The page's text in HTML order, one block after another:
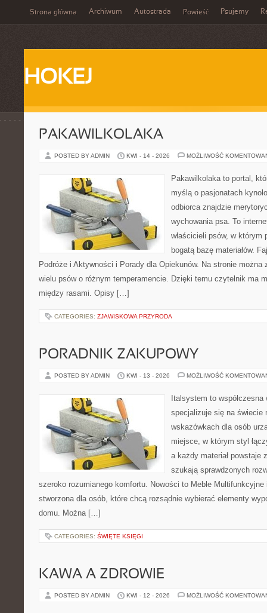
Strona główna Archiwum Autostrada Powieść Psujemy
HOKEJ
PAKAWILKOLAKA
POSTED BY ADMIN KWI - 14 - 2026 MOŻLIWOŚĆ
Pakawilkolaka to portal,
myślą o pasjonatach
odbiorca znajdzie
wychowania psa. To
właścicieli psów, w którym
bogatą bazę materiałów.
Podróże i Aktywności i Porady dla Opiekunów. Na stronie można
wielu psów o różnym temperamencie. Dzięki temu czytelnik ma
między rasami. Opisy […]
CATEGORIES: ZJAWISKOWA PRZYRODA
PORADNIK ZAKUPOWY
POSTED BY ADMIN KWI - 13 - 2026 MOŻLIWOŚĆ
Italsystem to
specjalizuje się na świecie
wskazówkach dla osób
miejsce, w którym styl
a każdy materiał powstaje
szukają sprawdzonych
szeroko rozumianego komfortu. Nowości to Meble
stworzona dla osób, które chcą rozsądnie wybierać elementy
domu. Można […]
CATEGORIES: ŚWIĘTE KSIĘGI
KAWA A ZDROWIE
POSTED BY ADMIN KWI - 12 - 2026 MOŻLIWOŚĆ